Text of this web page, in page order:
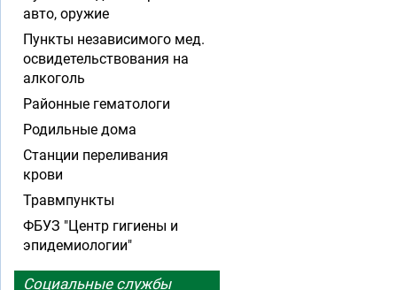
авто, оружие
Пункты независимого мед.
освидетельствования на
алкоголь
Районные гематологи
Родильные дома
Станции переливания
крови
Травмпункты
ФБУЗ "Центр гигиены и
эпидемиологии"
Социальные службы